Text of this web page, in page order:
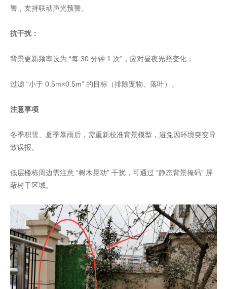
警，支持联动声光预警。
抗干扰：
背景更新频率设为 “每 30 分钟 1 次”，应对昼夜光照变化；
过滤 “小于 0.5m×0.5m” 的目标（排除宠物、落叶）。
注意事项
冬季积雪、夏季暴雨后，需重新校准背景模型，避免因环境突变导
致误报。
低层楼栋周边需注意 “树木晃动” 干扰，可通过 “静态背景掩码” 屏
蔽树干区域。